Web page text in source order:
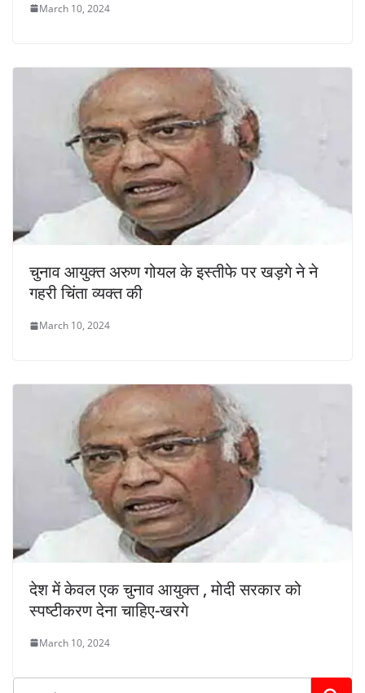
March 10, 2024
चुनाव आयुक्त अरुण गोयल के इस्तीफे पर खड़गे ने ने
गहरी चिंता व्यक्त की
March 10, 2024
देश में केवल एक चुनाव आयुक्त , मोदी सरकार को
स्पष्टीकरण देना चाहिए-खरगे
March 10, 2024